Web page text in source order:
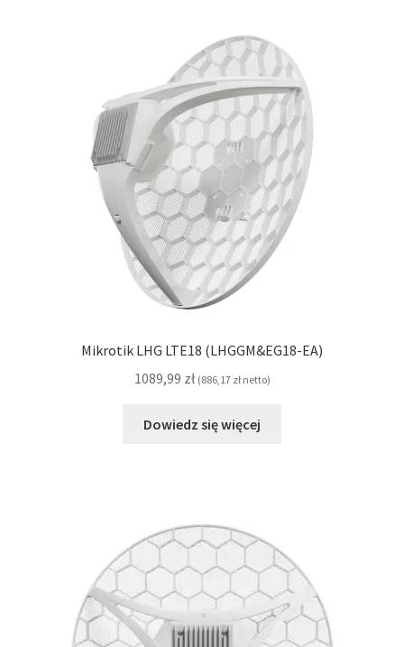
Mikrotik LHG LTE18 (LHGGM&EG18-EA)
1089,99 zł (886,17 złnetto)
Dowiedz się więcej